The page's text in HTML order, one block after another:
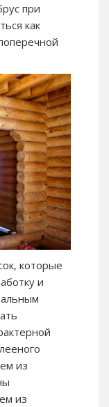
при
как
которые
и
из
из